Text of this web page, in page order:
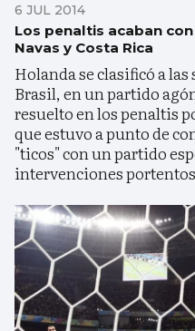
6 JUL 2014
Los penaltis acaban
Navas y Costa Rica
Holanda se clasificó a
Brasil, en un partido
resuelto en los penaltis
que estuvo a punto de
"ticos" con un partido
intervenciones